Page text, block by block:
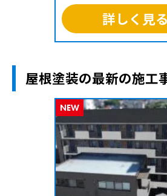
詳しく見る
屋根塗装の最新の施工
NEW